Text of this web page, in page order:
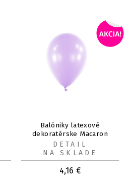
Balóniky latexové
dekoratérske Macaron
čučoriedkové 13 cm 100 ks
4,16 €
DETAIL
NA SKLADE